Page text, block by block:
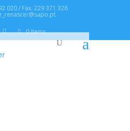
020 / Fax. 229 371 326
0 Items